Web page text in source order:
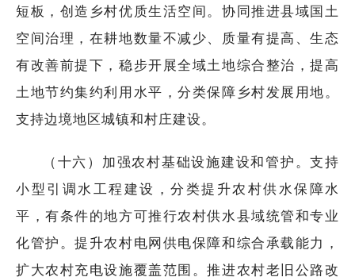
短板，创造乡村优质生活空间。协同推进县域国土
空间治理，在耕地数量不减少、质量有提高、生态
有改善前提下，稳步开展全域土地综合整治，提高
土地节约集约利用水平，分类保障乡村发展用地。
支持边境地区城镇和村庄建设。
（十六）加强农村基础设施建设和管护。支持
小型引调水工程建设，分类提升农村供水保障水
平，有条件的地方可推行农村供水县域统管和专业
化管护。提升农村电网供电保障和综合承载能力，
扩大农村充电设施覆盖范围。推进农村老旧公路改